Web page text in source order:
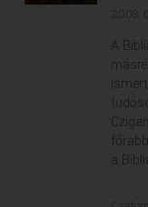
2008.
A
a